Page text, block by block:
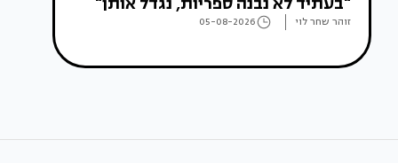
זוהר שחר לוי 05-08-2026